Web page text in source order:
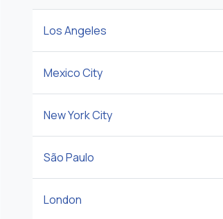
Los Angeles
Mexico City
New York City
São Paulo
London